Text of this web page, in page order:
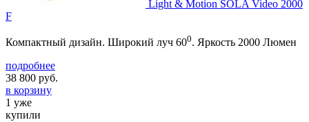
Light & Motion SOLA Video 2000
F
Компактный дизайн. Широкий луч 600. Яркость 2000 Люмен
подробнее
38 800 руб.
в корзину
1 уже
купили